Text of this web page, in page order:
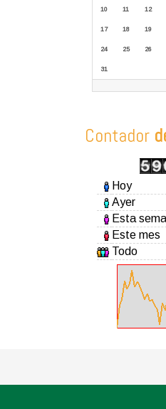
10 11 12
17 18 19
24 25 26
31
Contador
Hoy
Ayer
Esta
Este mes
Todo